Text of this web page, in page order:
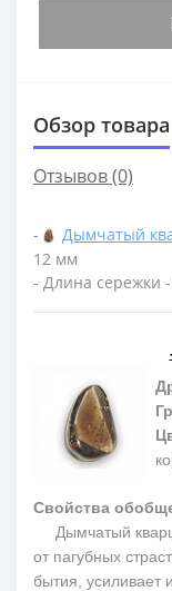
Обзор товара
Отзывов (0)
- Дымчатый
12 мм
- Длина сережки
Свойства
Дымчатый кварц
от пагубных
бытия, усиливает